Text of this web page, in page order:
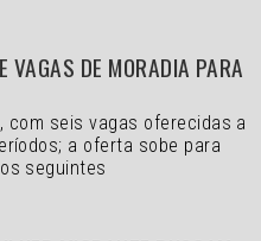
VAGAS DE MORADIA PARA
com seis vagas oferecidas a
a oferta sobe para
seguintes